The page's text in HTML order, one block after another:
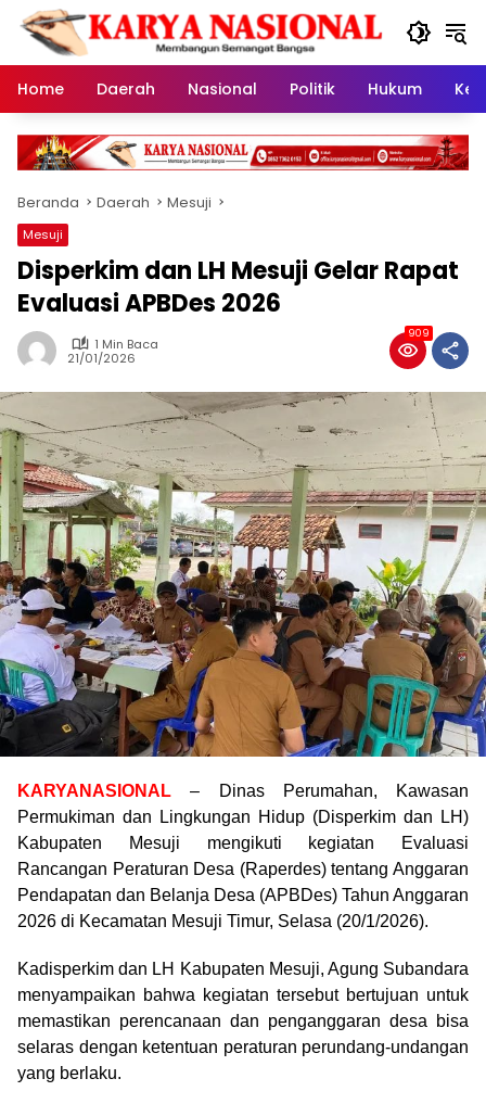
Langsung
konten
Home
Daerah Nasional Politik Hukum
Beranda Daerah Mesuji
Mesuji
Disperkim dan LH Mesuji Gelar Rapat
Evaluasi APBDes 2026
1 Min Baca
21/01/2026
909
KARYANASIONAL – Dinas Perumahan, Kawasan
Permukiman dan Lingkungan Hidup (Disperkim dan LH)
Kabupaten Mesuji mengikuti kegiatan Evaluasi
Rancangan Peraturan Desa (Raperdes) tentang Anggaran
Pendapatan dan Belanja Desa (APBDes) Tahun Anggaran
2026 di Kecamatan Mesuji Timur, Selasa (20/1/2026).
Kadisperkim dan LH Kabupaten Mesuji, Agung Subandara
menyampaikan bahwa kegiatan tersebut bertujuan untuk
memastikan perencanaan dan penganggaran desa bisa
selaras dengan ketentuan peraturan perundang-undangan
yang berlaku.